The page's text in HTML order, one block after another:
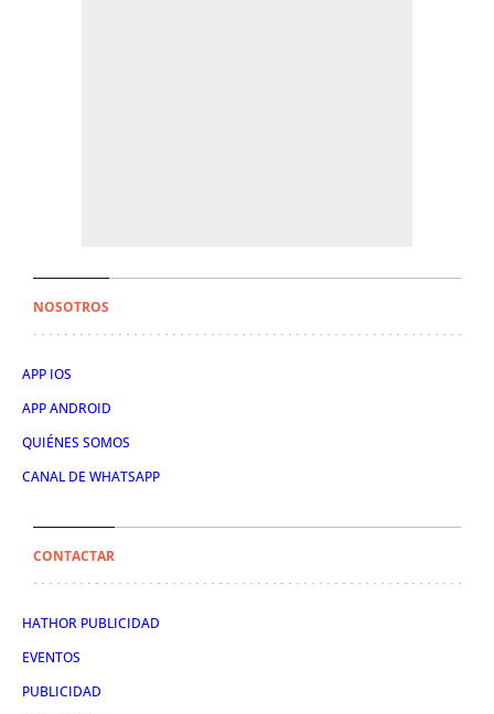
NOSOTROS
APP IOS
APP ANDROID
QUIÉNES SOMOS
CANAL DE WHATSAPP
CONTACTAR
HATHOR PUBLICIDAD
EVENTOS
PUBLICIDAD